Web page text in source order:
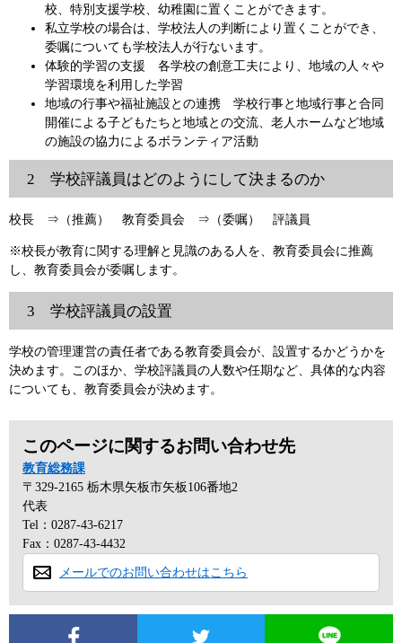
校、特別支援学校、幼稚園に置くことができます。
私立学校の場合は、学校法人の判断により置くことができ、
委嘱についても学校法人が行ないます。
体験的学習の支援 各学校の創意工夫により、地域の人々や
学習環境を利用した学習
地域の行事や福祉施設との連携 学校行事と地域行事と合同
開催による子どもたちと地域との交流、老人ホームなど地域
の施設の協力によるボランティア活動
2 学校評議員はどのようにして決まるのか
校長 ⇒（推薦） 教育委員会 ⇒（委嘱） 評議員
※校長が教育に関する理解と見識のある人を、教育委員会に推薦
し、教育委員会が委嘱します。
3 学校評議員の設置
学校の管理運営の責任者である教育委員会が、設置するかどうかを
決めます。このほか、学校評議員の人数や任期など、具体的な内容
についても、教育委員会が決めます。
このページに関するお問い合わせ先
教育総務課
〒329-2165 栃木県矢板市矢板106番地2
代表
Tel：0287-43-6217
Fax：0287-43-4432
メールでのお問い合わせはこちら